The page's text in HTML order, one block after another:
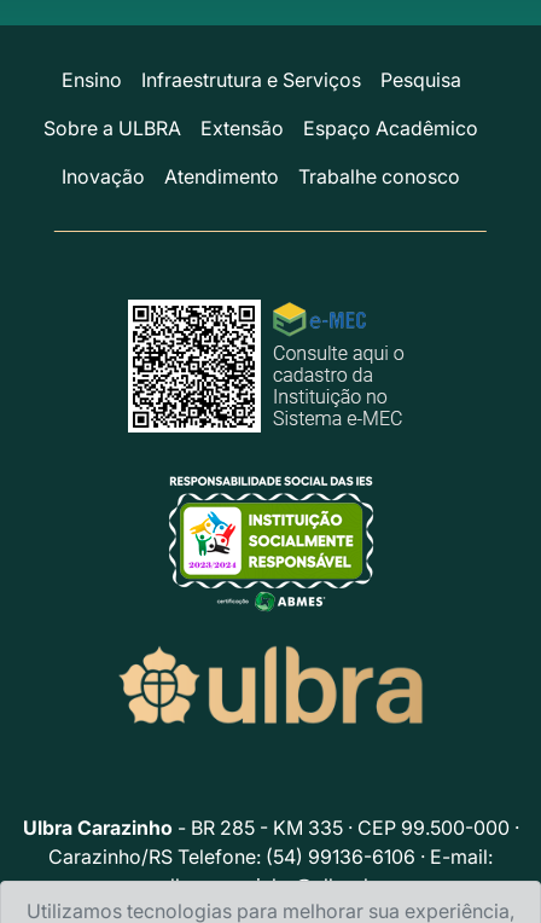
Ensino Infraestrutura e Serviços
Pesquisa
Sobre a ULBRA
Extensão
Espaço Acadêmico
Inovação
Atendimento Trabalhe conosco
Ulbra Carazinho- BR 285 - KM 335 · CEP 99.500-000 ·
Carazinho/RS Telefone: (54) 99136-6106 · E-mail:
ulbracarazinho@ulbra.br
Utilizamos tecnologias para melhorar sua experiência,